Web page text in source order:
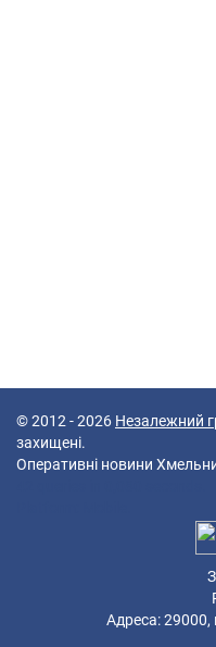
© 2012 - 2026 Незалежний
захищені.
Оперативні новини
Адреса: 29000,